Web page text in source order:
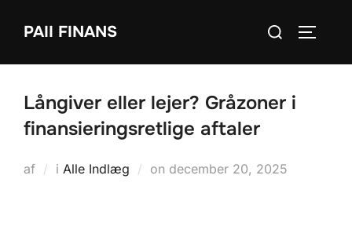
PAII FINANS
Søg
Långiver eller lejer? Gråzoner i
finansieringsretlige aftaler
af i Alle Indlæg on Udgivet
december 20, 2025